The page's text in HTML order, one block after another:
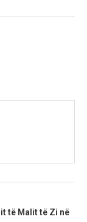
të Malit të Zi në